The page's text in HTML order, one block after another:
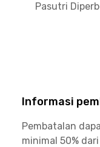
Pasutri
Informasi
Pembatalan
minimal 50%